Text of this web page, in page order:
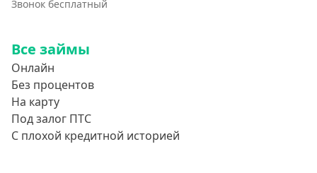
850000 руб
900000 руб
950000 руб
Целевые
Звонок бесплатный
Все займы
Онлайн
Без процентов
На карту
Под залог ПТС
С плохой кредитной историей